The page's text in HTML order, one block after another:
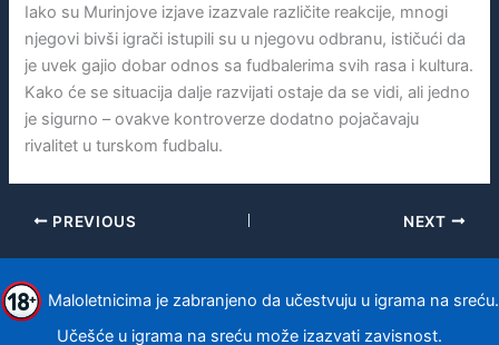
Iako su Murinjove izjave izazvale različite reakcije, mnogi
njegovi bivši igrači istupili su u njegovu odbranu, ističući da
je uvek gajio dobar odnos sa fudbalerima svih rasa i kultura.
Kako će se situacija dalje razvijati ostaje da se vidi, ali jedno
je sigurno – ovakve kontroverze dodatno pojačavaju
rivalitet u turskom fudbalu.
PREVIOUS NEXT
Maloletnicima je zabranjeno da učestvuju u igrama na sreću.
Učešće u igrama na sreću može izazvati zavisnost.